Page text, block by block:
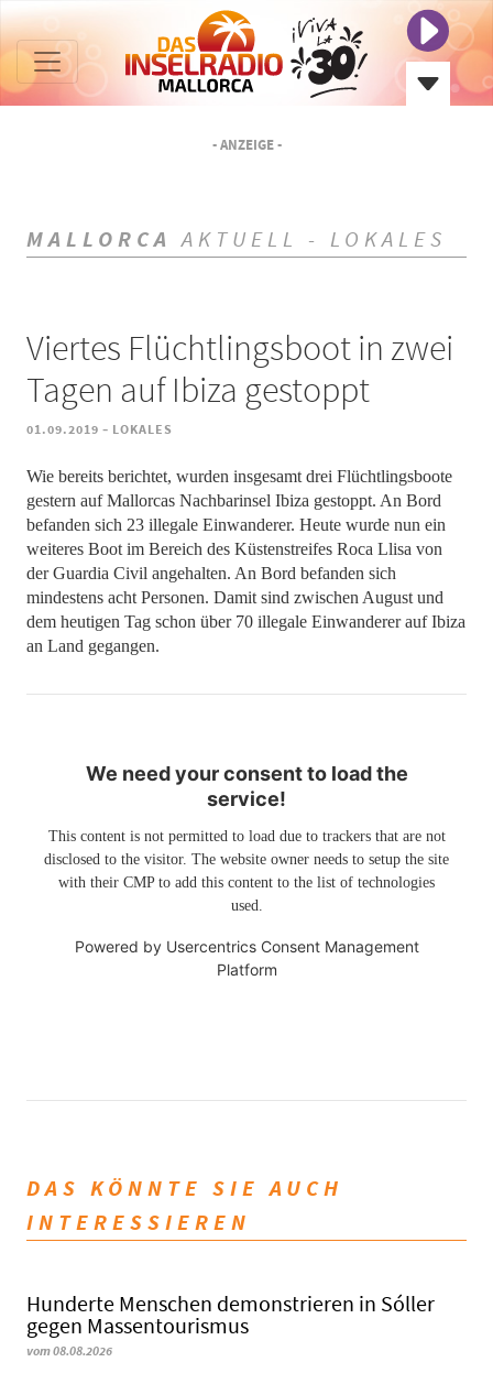
- ANZEIGE -
MALLORCA AKTUELL - LOKALES
Viertes Flüchtlingsboot in zwei
Tagen auf Ibiza gestoppt
01.09.2019 - LOKALES
Wie bereits berichtet, wurden insgesamt drei Flüchtlingsboote
gestern auf Mallorcas Nachbarinsel Ibiza gestoppt. An Bord
befanden sich 23 illegale Einwanderer. Heute wurde nun ein
weiteres Boot im Bereich des Küstenstreifes Roca Llisa von
der Guardia Civil angehalten. An Bord befanden sich
mindestens acht Personen. Damit sind zwischen August und
dem heutigen Tag schon über 70 illegale Einwanderer auf Ibiza
an Land gegangen.
We need your consent to load the
service!
This content is not permitted to load due to trackers that are not
disclosed to the visitor. The website owner needs to setup the site
with their CMP to add this content to the list of technologies
used.
Powered by Usercentrics Consent Management
Platform
DAS KÖNNTE SIE AUCH
INTERESSIEREN
Hunderte Menschen demonstrieren in Sóller
gegen Massentourismus
vom 08.08.2026